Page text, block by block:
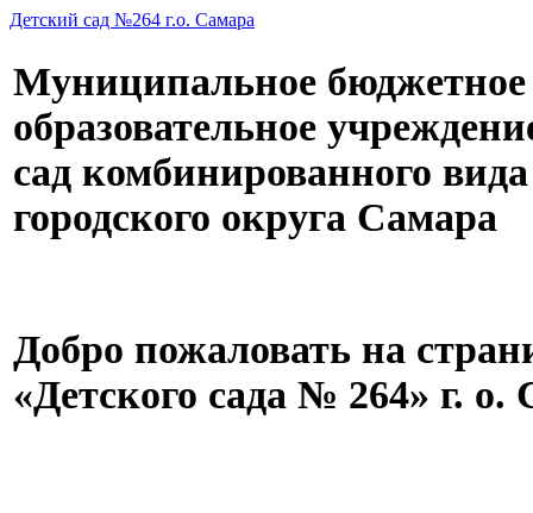
Детский сад №264 г.о. Самара
Муниципальное
образовательное
сад комбинированного
городского округа Самара
Добро пожаловать на
«Детского сада № 264» г. о.